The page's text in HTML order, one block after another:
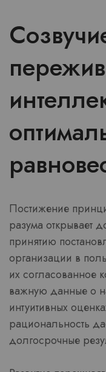
Постижение
разума открывает
принятию
организации в
их согласованное
важную данные о
интуитивных
рациональность
долгосрочные